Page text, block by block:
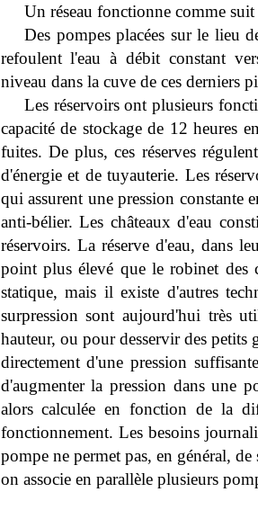
Un réseau fonctionne comme
Des pompes placées sur le lieu
refoulent l'eau à débit constant
niveau dans la cuve de ces derniers
Les réservoirs ont plusieurs
capacité de stockage de 12 heures
fuites. De plus, ces réserves
d'énergie et de tuyauterie. Les
qui assurent une pression constante
anti-bélier. Les châteaux d'eau
réservoirs. La réserve d'eau, dans
point plus élevé que le robinet des
statique, mais il existe d'autres
surpression sont aujourd'hui très
hauteur, ou pour desservir des petits
directement d'une pression
d'augmenter la pression dans une
alors calculée en fonction de la
fonctionnement. Les besoins
pompe ne permet pas, en général,
on associe en parallèle plusieurs